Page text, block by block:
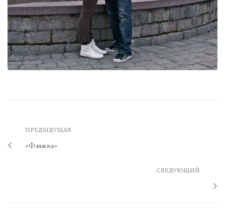
ПРЕДЫДУЩАЯ
«Фляжка»
СЛЕДУЮЩИЙ